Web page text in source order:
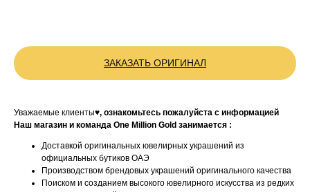
ЗАКАЗАТЬ ОРИГИНАЛ
Уважаемые клиенты♥, ознакомьтесь пожалуйста с информацией
Наш магазин и команда One Million Gold занимается :
Доставкой оригинальных ювелирных украшений из
официальных бутиков ОАЭ
Производством брендовых украшений оригинального качества
Поиском и созданием высокого ювелирного искусства из редких